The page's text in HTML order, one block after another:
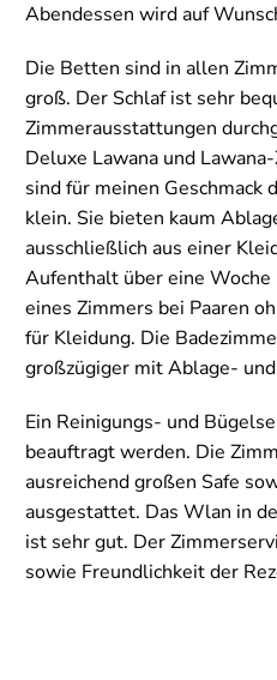
Abendessen wird auf
Die Betten sind in allen
groß. Der Schlaf ist sehr
Zimmerausstattungen
Deluxe Lawana und
sind für meinen Geschmack
klein. Sie bieten kaum
ausschließlich aus einer
Aufenthalt über eine
eines Zimmers bei Paaren
für Kleidung. Die
großzügiger mit Ablage-
Ein Reinigungs- und
beauftragt werden. Die
ausreichend großen Safe
ausgestattet. Das Wlan in
ist sehr gut. Der
sowie Freundlichkeit der